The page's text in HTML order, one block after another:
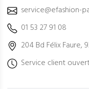
service@efashion-
01 53 27 91 08
204 Bd Félix Faure,
Service client